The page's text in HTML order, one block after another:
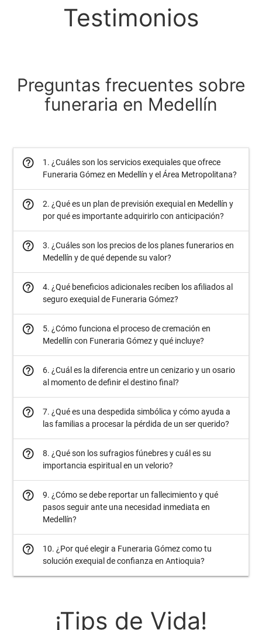
Testimonios
Preguntas frecuentes sobre
funeraria en Medellín
help_outline
1. ¿Cuáles son los servicios exequiales que ofrece
Funeraria Gómez en Medellín y el Área Metropolitana?
help_outline
2. ¿Qué es un plan de previsión exequial en Medellín y
por qué es importante adquirirlo con anticipación?
help_outline
3. ¿Cuáles son los precios de los planes funerarios en
Medellín y de qué depende su valor?
help_outline
4. ¿Qué beneficios adicionales reciben los afiliados al
seguro exequial de Funeraria Gómez?
help_outline
5. ¿Cómo funciona el proceso de cremación en
Medellín con Funeraria Gómez y qué incluye?
help_outline
6. ¿Cuál es la diferencia entre un cenizario y un osario
al momento de definir el destino final?
help_outline
7. ¿Qué es una despedida simbólica y cómo ayuda a
las familias a procesar la pérdida de un ser querido?
help_outline
8. ¿Qué son los sufragios fúnebres y cuál es su
importancia espiritual en un velorio?
help_outline
9. ¿Cómo se debe reportar un fallecimiento y qué
pasos seguir ante una necesidad inmediata en
Medellín?
help_outline
10. ¿Por qué elegir a Funeraria Gómez como tu
solución exequial de confianza en Antioquia?
¡Tips de Vida!